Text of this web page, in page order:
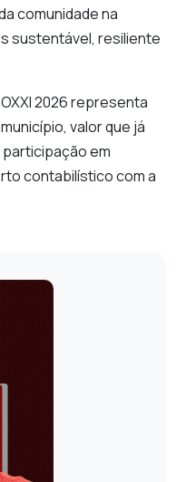
comunidade na
sustentável, resiliente
2026 representa
valor que já
em
contabilístico com a